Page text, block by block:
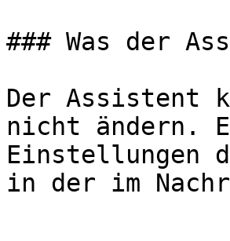
### Was der
Der Assistent
nicht ändern.
Einstellungen